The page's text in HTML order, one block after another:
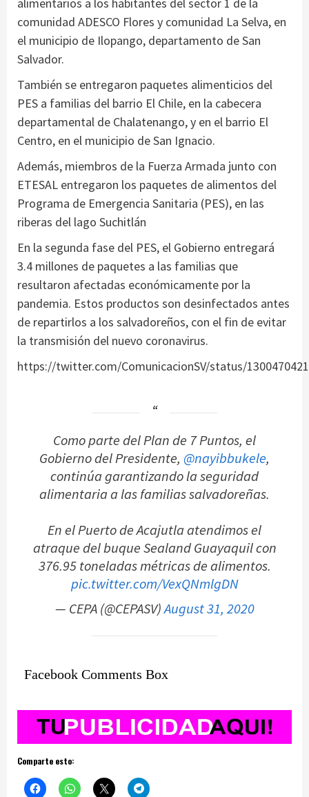
comunidad ADESCO Flores y comunidad La Selva, en
el municipio de Ilopango, departamento de San
Salvador.
También se entregaron paquetes alimenticios del
PES a familias del barrio El Chile, en la cabecera
departamental de Chalatenango, y en el barrio El
Centro, en el municipio de San Ignacio.
Además, miembros de la Fuerza Armada junto con
ETESAL entregaron los paquetes de alimentos del
Programa de Emergencia Sanitaria (PES), en las
riberas del lago Suchitlán
En la segunda fase del PES, el Gobierno entregará
3.4 millones de paquetes a las familias que
resultaron afectadas económicamente por la
pandemia. Estos productos son desinfectados antes
de repartirlos a los salvadoreños, con el fin de evitar
la transmisión del nuevo coronavirus.
https://twitter.com/ComunicacionSV/status/
Como parte del Plan de 7 Puntos, el
Gobierno del Presidente, @nayibbukele,
continúa garantizando la seguridad
alimentaria a las familias salvadoreñas.
En el Puerto de Acajutla atendimos el
atraque del buque Sealand Guayaquil con
376.95 toneladas métricas de alimentos.
pic.twitter.com/VexQNmlgDN
— CEPA (@CEPASV)August 31, 2020
Facebook Comments Box
Comparte esto: